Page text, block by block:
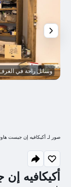
أكيكافيه
وسائل راحة في
صور لـ أكيكافيه إن جيست